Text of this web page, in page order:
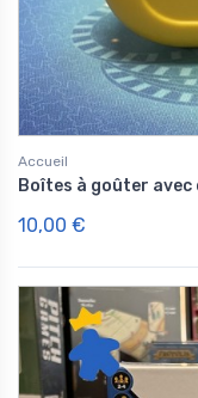
Accueil
Boîtes à goûter avec
10,00 €